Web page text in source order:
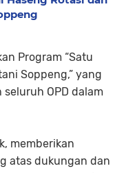
Program “Satu
Soppeng,” yang
OPD dalam
memberikan
atas dukungan dan